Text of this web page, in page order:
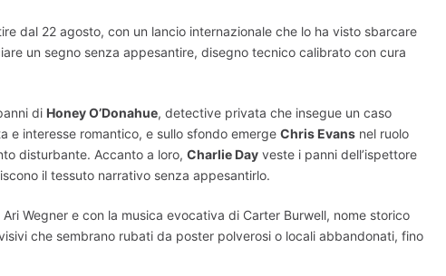
dal 22 agosto, con un lancio internazionale che lo ha visto sbarcare
un segno senza appesantire, disegno tecnico calibrato con cura
di Honey O’Donahue, detective privata che insegue un caso
e interesse romantico, e sullo sfondo emerge Chris Evans nel ruolo
disturbante. Accanto a loro, Charlie Day veste i panni dell’ispettore
il tessuto narrativo senza appesantirlo.
Wegner e con la musica evocativa di Carter Burwell, nome storico
che sembrano rubati da poster polverosi o locali abbandonati, fino